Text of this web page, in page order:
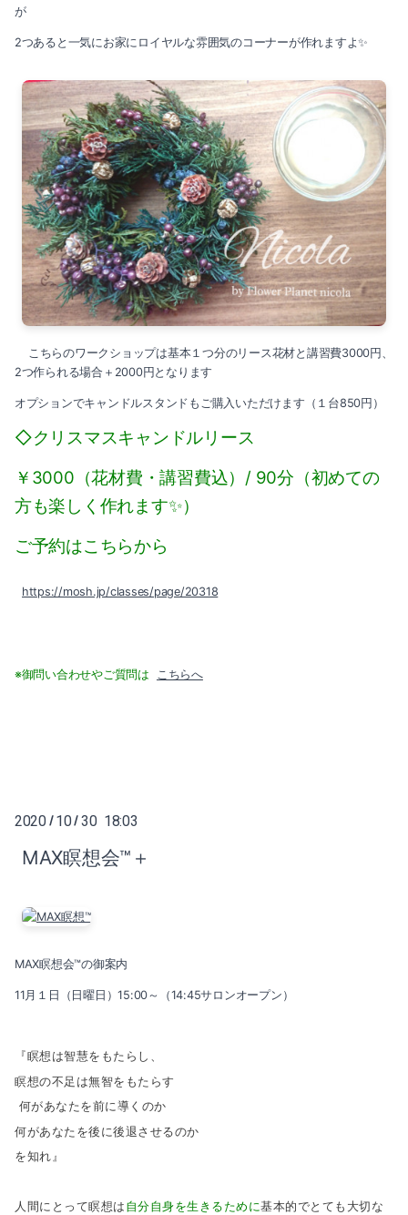
が
2つあると一気にお家にロイヤルな雰囲気のコーナーが作れますよ✨
こちらのワークショップは基本１つ分のリース花材と講習費3000円、
2つ作られる場合＋2000円となります
オプションでキャンドルスタンドもご購入いただけます（１台850円）
◇クリスマスキャンドルリース
￥3000（花材費・講習費込）/ 90分（初めての
方も楽しく作れます✨）
ご予約はこちらから
https://mosh.jp/classes/page/20318
※御問い合わせやご質問は こちらへ
2020/ 10/ 30 18:03
MAX瞑想会™️＋
MAX瞑想会™️の御案内
11月１日（日曜日）15:00～（14:45サロンオープン）
『瞑想は智慧をもたらし、
瞑想の不足は無智をもたらす
何があなたを前に導くのか
何があなたを後に後退させるのか
を知れ』
人間にとって瞑想は 自分自身を生きるために基本的でとても大切な